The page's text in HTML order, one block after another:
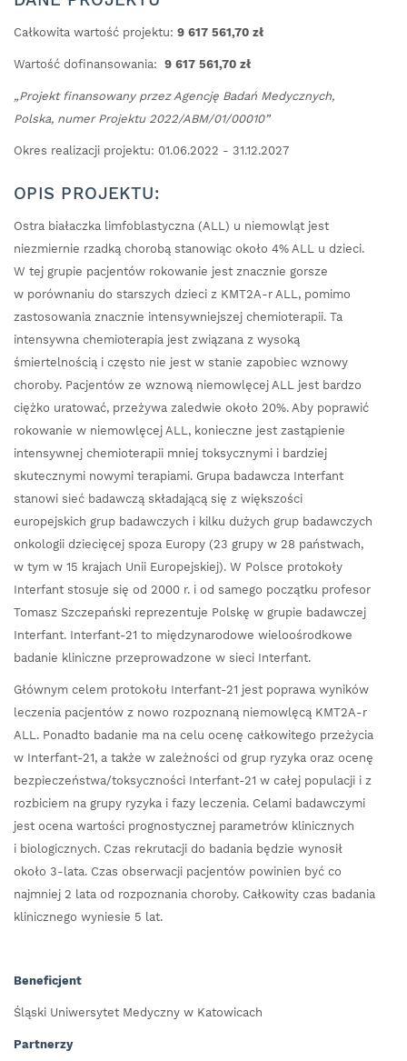
Całkowita wartość projektu: 9 617 561,70 zł
Wartość dofinansowania: 9 617 561,70 zł
„Projekt finansowany przez Agencję Badań Medycznych,
Polska, numer Projektu 2022/ABM/01/00010”
Okres realizacji projektu: 01.06.2022 - 31.12.2027
OPIS PROJEKTU:
Ostra białaczka limfoblastyczna (ALL) u niemowląt jest
niezmiernie rzadką chorobą stanowiąc około 4% ALL u dzieci.
W tej grupie pacjentów rokowanie jest znacznie gorsze
w porównaniu do starszych dzieci z KMT2A-r ALL, pomimo
zastosowania znacznie intensywniejszej chemioterapii. Ta
intensywna chemioterapia jest związana z wysoką
śmiertelnością i często nie jest w stanie zapobiec wznowy
choroby. Pacjentów ze wznową niemowlęcej ALL jest bardzo
ciężko uratować, przeżywa zaledwie około 20%. Aby poprawić
rokowanie w niemowlęcej ALL, konieczne jest zastąpienie
intensywnej chemioterapii mniej toksycznymi i bardziej
skutecznymi nowymi terapiami. Grupa badawcza Interfant
stanowi sieć badawczą składającą się z większości
europejskich grup badawczych i kilku dużych grup badawczych
onkologii dziecięcej spoza Europy (23 grupy w 28 państwach,
w tym w 15 krajach Unii Europejskiej). W Polsce protokoły
Interfant stosuje się od 2000 r. i od samego początku profesor
Tomasz Szczepański reprezentuje Polskę w grupie badawczej
Interfant. Interfant-21 to międzynarodowe wieloośrodkowe
badanie kliniczne przeprowadzone w sieci Interfant.
Głównym celem protokołu Interfant-21 jest poprawa wyników
leczenia pacjentów z nowo rozpoznaną niemowlęcą KMT2A-r
ALL. Ponadto badanie ma na celu ocenę całkowitego przeżycia
w Interfant-21, a także w zależności od grup ryzyka oraz ocenę
bezpieczeństwa/toksyczności Interfant-21 w całej populacji i z
rozbiciem na grupy ryzyka i fazy leczenia. Celami badawczymi
jest ocena wartości prognostycznej parametrów klinicznych
i biologicznych. Czas rekrutacji do badania będzie wynosił
około 3-lata. Czas obserwacji pacjentów powinien być co
najmniej 2 lata od rozpoznania choroby. Całkowity czas badania
klinicznego wyniesie 5 lat.
Beneficjent
Śląski Uniwersytet Medyczny w Katowicach
Partnerzy